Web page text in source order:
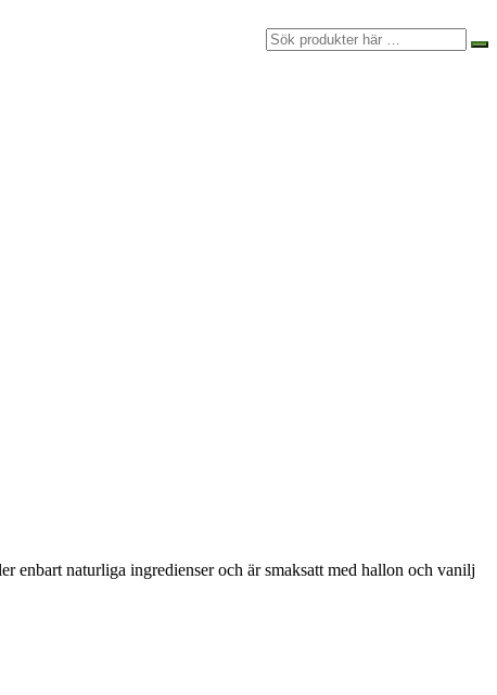
naturliga ingredienser och är smaksatt med hallon och vanilj